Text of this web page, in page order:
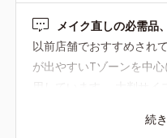
メイク直しの必需品
以前店舗でおすすめされ
が出やすいTゾーンを中
用しています。 大判サイ
がさらっとします。 これ
続